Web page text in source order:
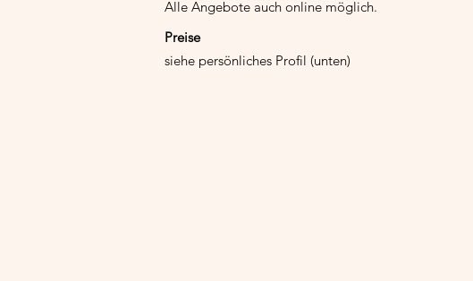
Alle Angebote auch online möglich.
Preise
siehe persönliches Profil (unten)